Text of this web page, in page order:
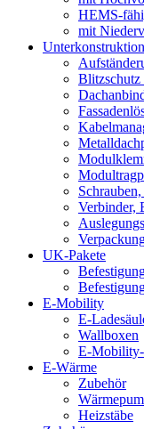
HEMS-
mit
Unterkonstruktion
Verbinder,
UK-Pakete
E-Mobility
E-
Wallboxen
E-
E-Wärme
Zubehör
Heizstäbe